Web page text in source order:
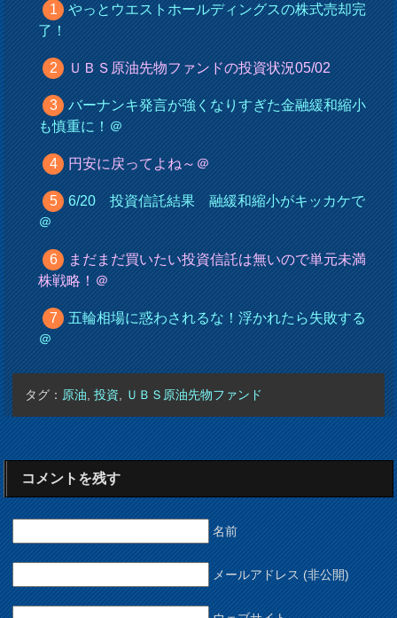
やっとウエストホールディングスの株式売却完
了！
ＵＢＳ原油先物ファンドの投資状況05/02
バーナンキ発言が強くなりすぎた金融緩和縮小
も慎重に！＠
円安に戻ってよね～＠
6/20 投資信託結果 融緩和縮小がキッカケで
＠
まだまだ買いたい投資信託は無いので単元未満
株戦略！＠
五輪相場に惑わされるな！浮かれたら失敗する
＠
タグ： 原油 ,投資 ＵＢＳ原油先物ファンド
コメントを残す
名前
メールアドレス (非公開)